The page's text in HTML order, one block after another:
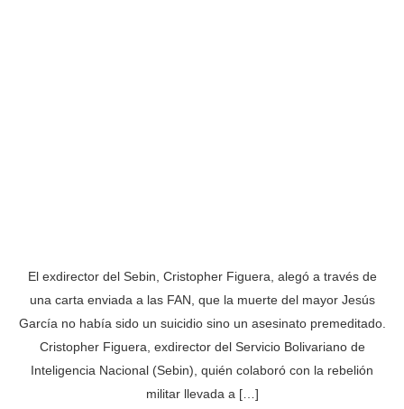
El exdirector del Sebin, Cristopher Figuera, alegó a través de
una carta enviada a las FAN, que la muerte del mayor Jesús
García no había sido un suicidio sino un asesinato premeditado.
Cristopher Figuera, exdirector del Servicio Bolivariano de
Inteligencia Nacional (Sebin), quién colaboró con la rebelión
militar llevada a […]